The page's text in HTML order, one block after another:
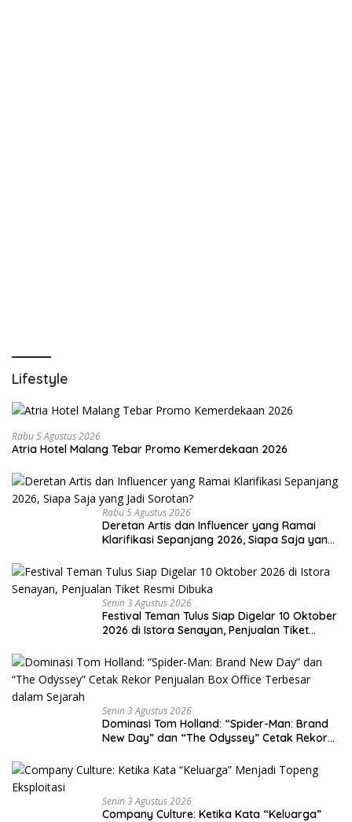
Lifestyle
Rabu 5 Agustus 2026
Atria Hotel Malang Tebar Promo Kemerdekaan 2026
Rabu 5 Agustus 2026
Deretan Artis dan Influencer yang Ramai
Klarifikasi Sepanjang 2026, Siapa Saja yang
Senin 3 Agustus 2026
Festival Teman Tulus Siap Digelar 10 Oktober
2026 di Istora Senayan, Penjualan Tiket
Senin 3 Agustus 2026
Dominasi Tom Holland: “Spider-Man: Brand
New Day” dan “The Odyssey” Cetak Rekor
Sejarah
Senin 3 Agustus 2026
Company Culture: Ketika Kata “Keluarga”